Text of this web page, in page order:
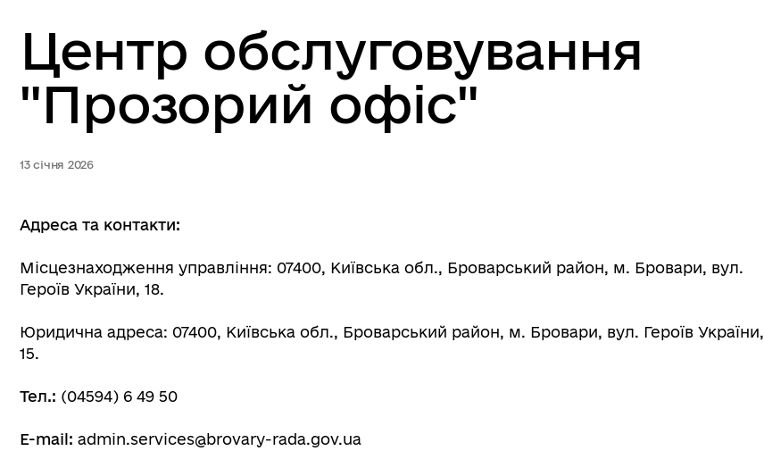
Центр обслуговування
"Прозорий офіс"
13 січня 2026
Адреса та контакти:
Місцезнаходження управління: 07400, Київська обл., Броварський район, м. Бровари, вул.
Героїв України, 18.
Юридична адреса: 07400, Київська обл., Броварський район, м. Бровари, вул. Героїв України,
15.
Тел.: (04594) 6 49 50
E-mail: admin.services@brovary-rada.gov.ua